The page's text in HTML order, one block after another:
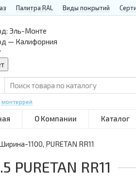
Палитра RAL Виды покрытий
Эль-Монте
— Калифорния
монтеррей
О Компании Каталог
1100, PURETAN RR11
RR11